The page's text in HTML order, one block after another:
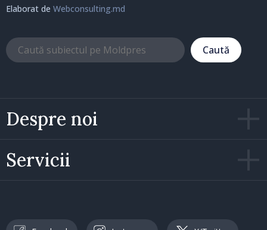
Despre noi
Servicii
Elaborat de Webconsulting.md
Caută